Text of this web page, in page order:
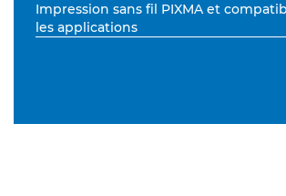
Impression sans fil PIXMA et
les applications